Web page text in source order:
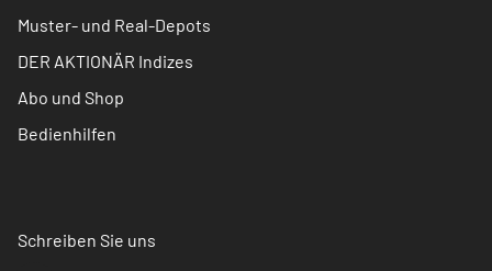
Muster- und Real-Depots
DER AKTIONÄR Indizes
Abo und Shop
Bedienhilfen
Schreiben Sie uns